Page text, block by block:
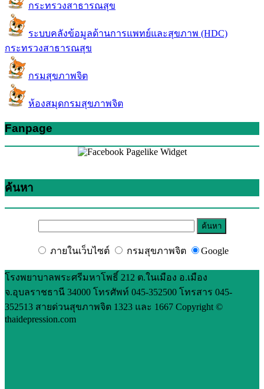
กระทรวงสาธารณสุข
ระบบคลังข้อมูลด้านการแพทย์และสุขภาพ (HDC)
กระทรวงสาธารณสุข
กรมสุขภาพจิต
ห้องสมุดกรมสุขภาพจิต
Fanpage
ค้นหา
ภายในเว็บไซต์ กรมสุขภาพจิต Google
โรงพยาบาลพระศรีมหาโพธิ์ 212 ต.ในเมือง อ.เมือง
จ.อุบลราชธานี 34000 โทรศัพท์ 045-352500 โทรสาร 045-
352513 สายด่วนสุขภาพจิต 1323 และ 1667 Copyright ©
thaidepression.com